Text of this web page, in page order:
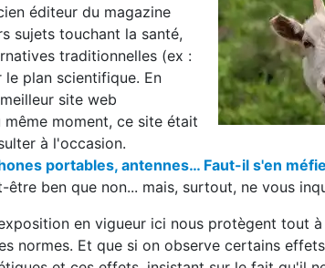
éditeur du magazine
sujets touchant la santé,
traditionnelles (ex :
plan scientifique. En
site web
moment, ce site était
à l'occasion.
portables, antennes… Faut-il s'en
ben que non... mais, surtout, ne vous
en vigueur ici nous protègent tout
normes. Et que si on observe certains